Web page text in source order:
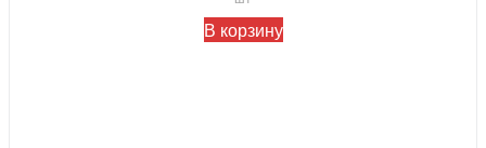
В корзину